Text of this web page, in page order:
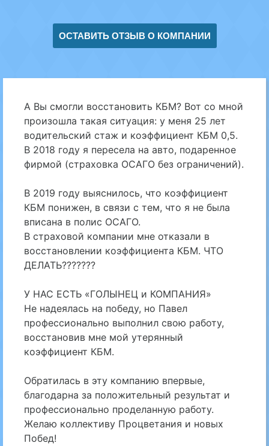
ОСТАВИТЬ ОТЗЫВ О КОМПАНИИ
А Вы смогли восстановить КБМ? Вот со мной
произошла такая ситуация: у меня 25 лет
водительский стаж и коэффициент КБМ 0,5.
В 2018 году я пересела на авто, подаренное
фирмой (страховка ОСАГО без ограничений).
В 2019 году выяснилось, что коэффициент
КБМ понижен, в связи с тем, что я не была
вписана в полис ОСАГО.
В страховой компании мне отказали в
восстановлении коэффициента КБМ. ЧТО
ДЕЛАТЬ???????
У НАС ЕСТЬ «ГОЛЫНЕЦ и КОМПАНИЯ»
Не надеялась на победу, но Павел
профессионально выполнил свою работу,
восстановив мне мой утерянный
коэффициент КБМ.
Обратилась в эту компанию впервые,
благодарна за положительный результат и
профессионально проделанную работу.
Желаю коллективу Процветания и новых
Побед!